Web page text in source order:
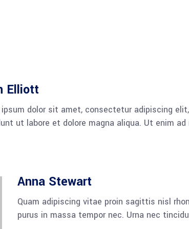
Elliott
ipsum dolor sit amet, consectetur adipiscing
ut labore et dolore magna aliqua. Ut enim ad
Anna Stewart
Quam adipiscing vitae proin sagittis nisl
purus in massa tempor nec. Urna nec